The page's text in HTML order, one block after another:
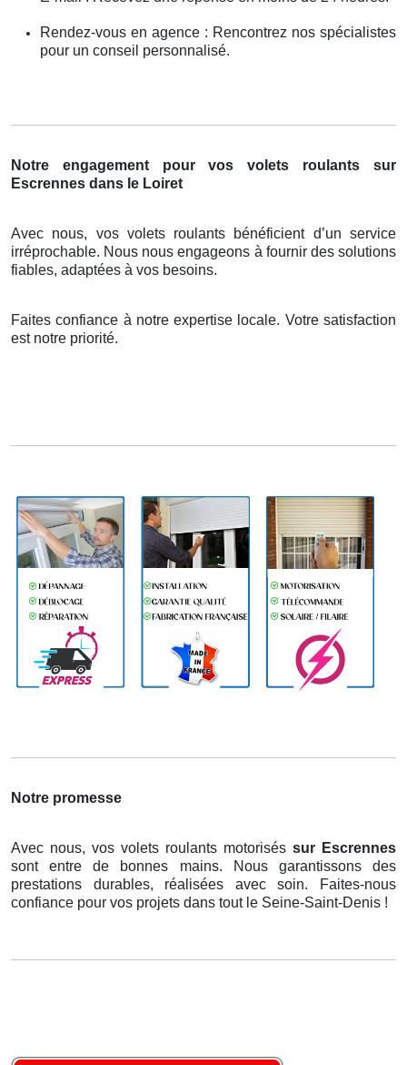
Rendez-vous en agence : Rencontrez nos spécialistes
pour un conseil personnalisé.
Notre engagement pour vos volets roulants sur
Escrennes dans le Loiret
Avec nous, vos volets roulants bénéficient d’un service
irréprochable. Nous nous engageons à fournir des solutions
fiables, adaptées à vos besoins.
Faites confiance à notre expertise locale. Votre satisfaction
est notre priorité.
Notre promesse
Avec nous, vos volets roulants motorisés sur Escrennes
sont entre de bonnes mains. Nous garantissons des
prestations durables, réalisées avec soin. Faites-nous
confiance pour vos projets dans tout le Seine-Saint-Denis !